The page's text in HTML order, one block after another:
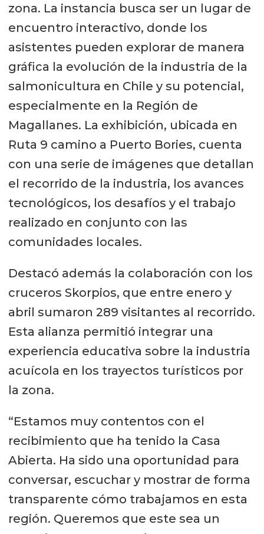
zona. La instancia busca ser un lugar de
encuentro interactivo, donde los
asistentes pueden explorar de manera
gráfica la evolución de la industria de la
salmonicultura en Chile y su potencial,
especialmente en la Región de
Magallanes. La exhibición, ubicada en
Ruta 9 camino a Puerto Bories, cuenta
con una serie de imágenes que detallan
el recorrido de la industria, los avances
tecnológicos, los desafíos y el trabajo
realizado en conjunto con las
comunidades locales.
Destacó además la colaboración con los
cruceros Skorpios, que entre enero y
abril sumaron 289 visitantes al recorrido.
Esta alianza permitió integrar una
experiencia educativa sobre la industria
acuícola en los trayectos turísticos por
la zona.
“Estamos muy contentos con el
recibimiento que ha tenido la Casa
Abierta. Ha sido una oportunidad para
conversar, escuchar y mostrar de forma
transparente cómo trabajamos en esta
región. Queremos que este sea un